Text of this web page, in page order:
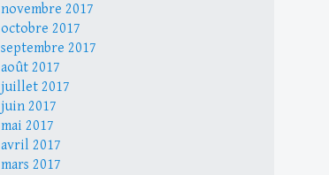
novembre 2017
octobre 2017
septembre 2017
août 2017
juillet 2017
juin 2017
mai 2017
avril 2017
mars 2017